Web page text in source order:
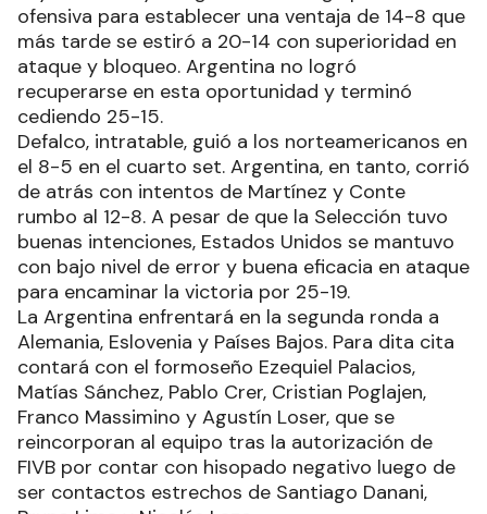
ofensiva para establecer una ventaja de 14-8 que
más tarde se estiró a 20-14 con superioridad en
ataque y bloqueo. Argentina no logró
recuperarse en esta oportunidad y terminó
cediendo 25-15.
Defalco, intratable, guió a los norteamericanos en
el 8-5 en el cuarto set. Argentina, en tanto, corrió
de atrás con intentos de Martínez y Conte
rumbo al 12-8. A pesar de que la Selección tuvo
buenas intenciones, Estados Unidos se mantuvo
con bajo nivel de error y buena eficacia en ataque
para encaminar la victoria por 25-19.
La Argentina enfrentará en la segunda ronda a
Alemania, Eslovenia y Países Bajos. Para dita cita
contará con el formoseño Ezequiel Palacios,
Matías Sánchez, Pablo Crer, Cristian Poglajen,
Franco Massimino y Agustín Loser, que se
reincorporan al equipo tras la autorización de
FIVB por contar con hisopado negativo luego de
ser contactos estrechos de Santiago Danani,